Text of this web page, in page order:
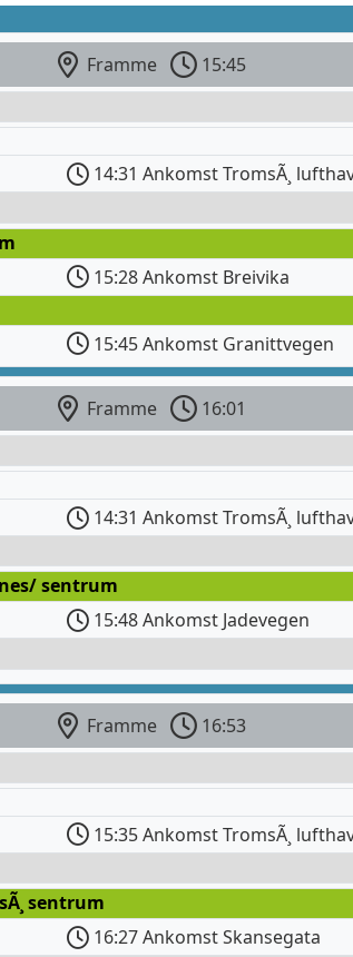
Framme
15:45
14:31 Ankomst TromsÃ¸
15:28 Ankomst Breivika
15:45 Ankomst Granittvegen
Framme
16:01
14:31 Ankomst TromsÃ¸
sentrum
15:48 Ankomst Jadevegen
Framme
16:53
15:35 Ankomst TromsÃ¸
sentrum
16:27 Ankomst Skansegata